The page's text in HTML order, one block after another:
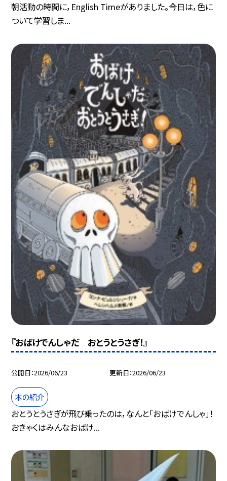
朝活動の時間に，English Timeがありました。今日は，色に
ついて学習しま...
『おばけでんしゃだ おとうとうさぎ！』
公開日 2026/06/23 更新日 2026/06/23
本の紹介
おとうとうさぎが飛び乗ったのは，なんと「おばけでんしゃ」！
おきゃくはみんなおばけ...